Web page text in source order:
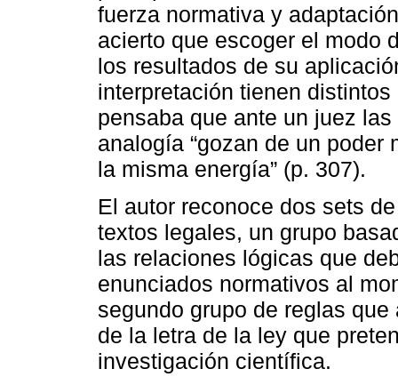
fuerza normativa y
acierto que escoger el modo
los resultados de su
interpretación tienen
pensaba que ante un juez
analogía “gozan de un
la misma energía” (p. 307).
El autor reconoce dos sets
textos legales, un grupo
las relaciones lógicas que
enunciados normativos al
segundo grupo de reglas
de la letra de la ley que
investigación científica.